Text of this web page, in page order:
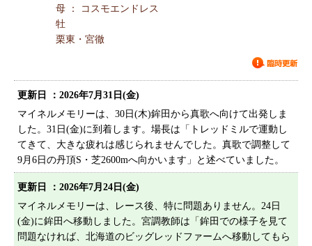
母 ： コスモエンドレス
牡
栗東・宮徹
更新日 ：2026年7月31日(金)
マイネルメモリーは、30日(木)鉾田から真歌へ向けて出発しま
した。31日(金)に到着します。場長は「トレッドミルで運動し
てきて、大きな疲れは感じられませんでした。真歌で調整して
9月6日の丹頂S・芝2600mへ向かいます」と述べていました。
更新日 ：2026年7月24日(金)
マイネルメモリーは、レース後、特に問題ありません。24日
(金)に鉾田へ移動しました。宮調教師は「鉾田での様子を見て
問題なければ、北海道のビッグレッドファームへ移動してもら
お申込方法
費用と分配等
募集馬ラインナップ
募集馬情報一覧
出走情報
出走確定
所属馬情報
近況
リンク集
リンク集
よくある質問 お問い合わせ
プライバシーポリシー
サイトマップ